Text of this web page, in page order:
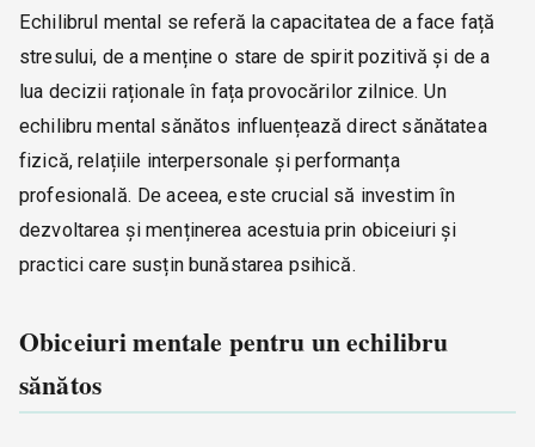
Echilibrul mental se referă la capacitatea de a face față
stresului, de a menține o stare de spirit pozitivă și de a
lua decizii raționale în fața provocărilor zilnice. Un
echilibru mental sănătos influențează direct sănătatea
fizică, relațiile interpersonale și performanța
profesională. De aceea, este crucial să investim în
dezvoltarea și menținerea acestuia prin obiceiuri și
practici care susțin bunăstarea psihică.
Obiceiuri mentale pentru un echilibru
sănătos